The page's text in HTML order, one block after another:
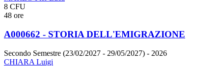
8 CFU
48 ore
A000662 - STORIA DELL'EMIGRAZIONE
Secondo Semestre (23/02/2027 - 29/05/2027) - 2026
CHIARA Luigi